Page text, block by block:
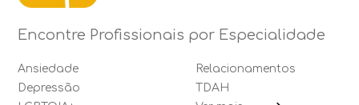
Encontre Profissionais por Especialidade
Ansiedade
Depressão
Relacionamentos
TDAH